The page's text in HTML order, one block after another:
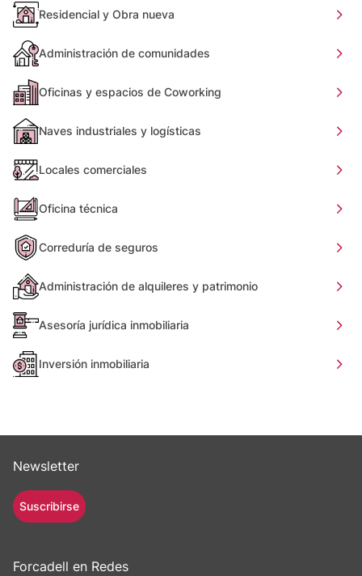
Residencial y Obra nueva
Administración de comunidades
Oficinas y espacios de Coworking
Naves industriales y logísticas
Locales comerciales
Oficina técnica
Correduría de seguros
Administración de alquileres y patrimonio
Asesoría jurídica inmobiliaria
Inversión inmobiliaria
Newsletter
Suscribirse
Forcadell en Redes